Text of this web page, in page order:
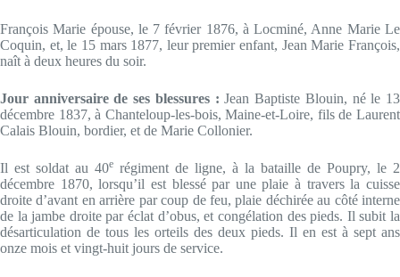
François Marie épouse, le 7 février 1876, à Locminé, Anne Marie Le
Coquin, et, le 15 mars 1877, leur premier enfant, Jean Marie François,
naît à deux heures du soir.
Jour anniversaire de ses blessures : Jean Baptiste Blouin, né le 13
décembre 1837, à Chanteloup-les-bois, Maine-et-Loire, fils de Laurent
Calais Blouin, bordier, et de Marie Collonier.
Il est soldat au 40e régiment de ligne, à la bataille de Poupry, le 2
décembre 1870, lorsqu’il est blessé par une plaie à travers la cuisse
droite d’avant en arrière par coup de feu, plaie déchirée au côté interne
de la jambe droite par éclat d’obus, et congélation des pieds. Il subit la
désarticulation de tous les orteils des deux pieds. Il en est à sept ans
onze mois et vingt-huit jours de service.